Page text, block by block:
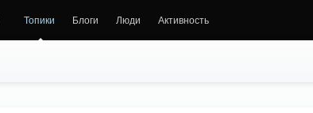
Топики Блоги Люди Активность